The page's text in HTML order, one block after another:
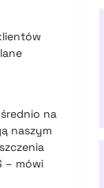
na
naszym
– mówi